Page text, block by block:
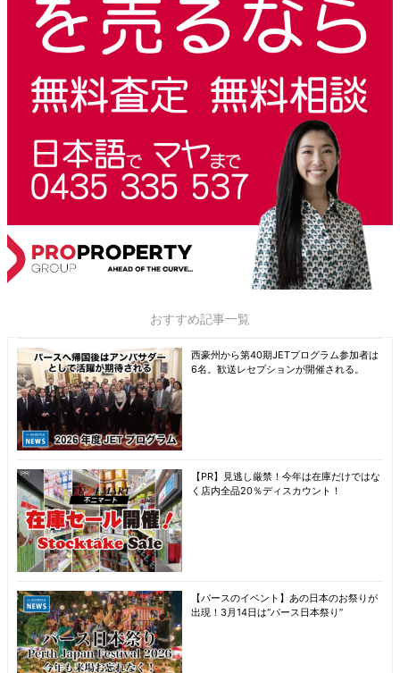
おすすめ記事一覧
西豪州から第40期JETプログラム参加者は
6名。歓送レセプションが開催される。
【PR】見逃し厳禁！今年は在庫だけではな
く店内全品20％ディスカウント！
【パースのイベント】あの日本のお祭りが
出現！3月14日は“パース日本祭り”